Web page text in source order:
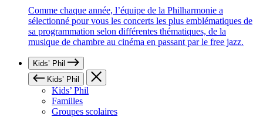
Comme chaque année, l’équipe de la Philharmonie a
sélectionné pour vous les concerts les plus emblématiques de
sa programmation selon différentes thématiques, de la
musique de chambre au cinéma en passant par le free jazz.
Kids’ Phil
Kids’ Phil
Kids’ Phil
Familles
Groupes scolaires